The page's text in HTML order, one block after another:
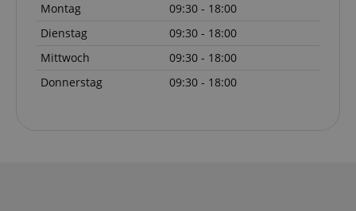
Montag
09:30 - 18:00
Dienstag
09:30 - 18:00
Mittwoch
09:30 - 18:00
Donnerstag
09:30 - 18:00